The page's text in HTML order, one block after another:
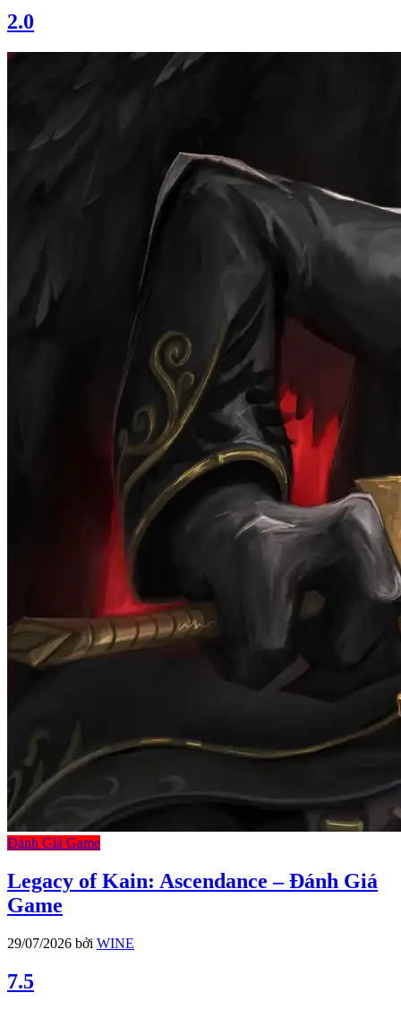
2.0
Đánh Giá Game
Legacy of Kain: Ascendance – Đánh Giá
Game
29/07/2026 bởi WINE
7.5